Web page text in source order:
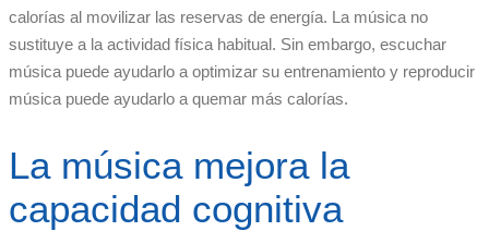
calorías al movilizar las reservas de energía. La música no
sustituye a la actividad física habitual. Sin embargo, escuchar
música puede ayudarlo a optimizar su entrenamiento y reproducir
música puede ayudarlo a quemar más calorías.
La música mejora la
capacidad cognitiva